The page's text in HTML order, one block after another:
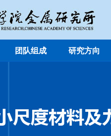
团队组成 研究方向